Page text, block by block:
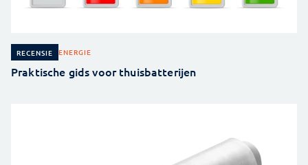
RECENSIE ENERGIE
Praktische gids voor thuisbatterijen